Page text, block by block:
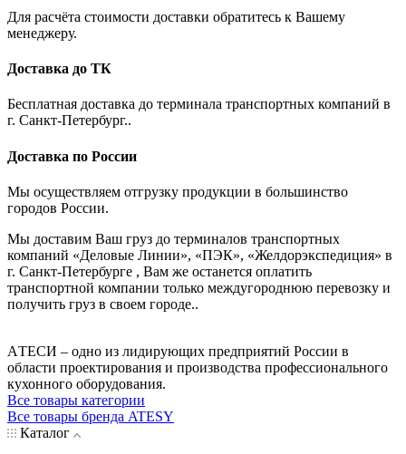
Для расчёта стоимости доставки обратитесь к Вашему
менеджеру.
Доставка до ТК
Бесплатная доставка до терминала транспортных компаний в
г. Санкт-Петербург..
Доставка по России
Мы осуществляем отгрузку продукции в большинство
городов России.
Мы доставим Ваш груз до терминалов транспортных
компаний «Деловые Линии», «ПЭК», «Желдорэкспедиция» в
г. Санкт-Петербурге , Вам же останется оплатить
транспортной компании только междугороднюю перевозку и
получить груз в своем городе..
AТЕСИ – одно из лидирующих предприятий России в
области проектирования и производства профессионального
кухонного оборудования.
Все товары категории
Все товары бренда ATESY
Каталог